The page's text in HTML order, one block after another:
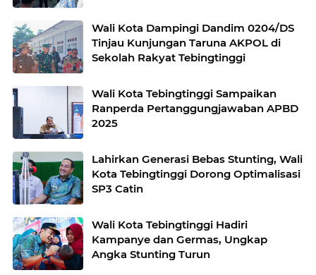
Wali Kota Dampingi Dandim 0204/DS
Tinjau Kunjungan Taruna AKPOL di
Sekolah Rakyat Tebingtinggi
Wali Kota Tebingtinggi Sampaikan
Ranperda Pertanggungjawaban APBD
2025
Lahirkan Generasi Bebas Stunting, Wali
Kota Tebingtinggi Dorong Optimalisasi
SP3 Catin
Wali Kota Tebingtinggi Hadiri
Kampanye dan Germas, Ungkap
Angka Stunting Turun